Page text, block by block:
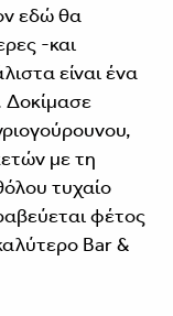
εδώ θα
-και
είναι ένα
Δοκίμασε
με τη
τυχαίο
φέτος
Bar &